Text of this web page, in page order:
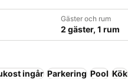
Gäster och rum
2 gäster, 1 rum
ingår Parkering Pool Kök